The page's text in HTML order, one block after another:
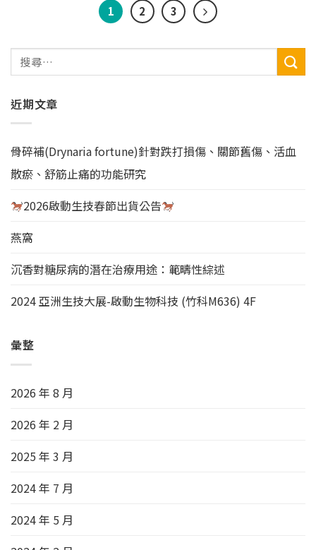
1 2 3
近期文章
骨碎補(Drynaria fortune)針對跌打損傷、關節舊傷、活血
散瘀、舒筋止痛的功能研究
2026啟動生技春節出貨公告
燕窩
沉香對糖尿病的潛在治療用途：範疇性綜述
2024 亞洲生技大展-啟動生物科技 (竹科M636) 4F
彙整
2026 年 8 月
2026 年 2 月
2025 年 3 月
2024 年 7 月
2024 年 5 月